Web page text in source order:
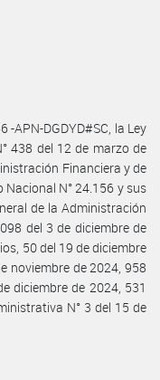
-APN-DGDYD#SC, la Ley
438 del 12 de marzo de
Financiera y de
N° 24.156 y sus
de la Administración
del 3 de diciembre de
50 del 19 de diciembre
noviembre de 2024, 958
diciembre de 2024, 531
N° 3 del 15 de